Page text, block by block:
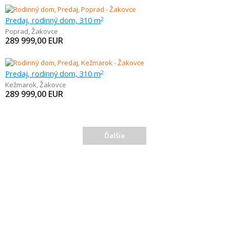
Predaj, rodinný dom, 310 m2
Poprad,Žakovce
289 999,00 EUR
Predaj, rodinný dom, 310 m2
Kežmarok,Žakovce
289 999,00 EUR
Ďalšia